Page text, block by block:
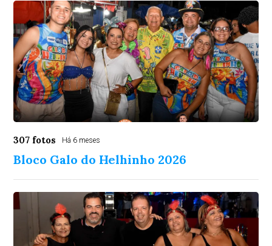
307 fotos Há 6 meses
Bloco Galo do Helhinho 2026